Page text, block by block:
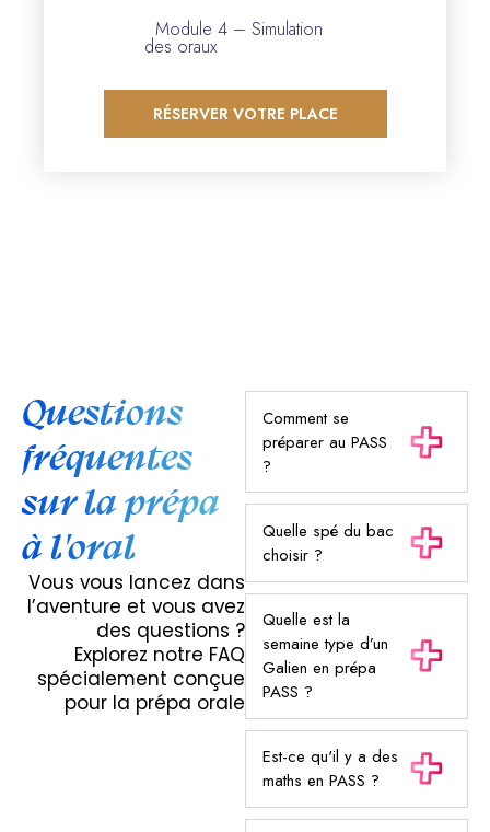
Module 4 – Simulation
des oraux
RÉSERVER VOTRE PLACE
Questions
fréquentes
sur la prépa
à l'oral
Vous vous lancez dans
l’aventure et vous avez
des questions ?
Explorez notre FAQ
spécialement conçue
pour la prépa orale
Comment se
préparer au PASS
?
Quelle spé du bac
choisir ?
Quelle est la
semaine type d’un
Galien en prépa
PASS ?
Est-ce qu'il y a des
maths en PASS ?